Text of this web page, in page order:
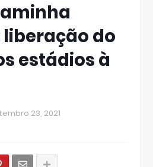
do
estádios à
23, 2021